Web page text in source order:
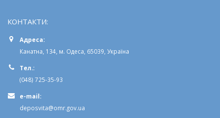
КОНТАКТИ:
Адреса:
Канатна, 134, м. Одеса, 65039, Україна
Тел.:
(048) 725-35-93
e-mail:
deposvita@omr.gov.ua